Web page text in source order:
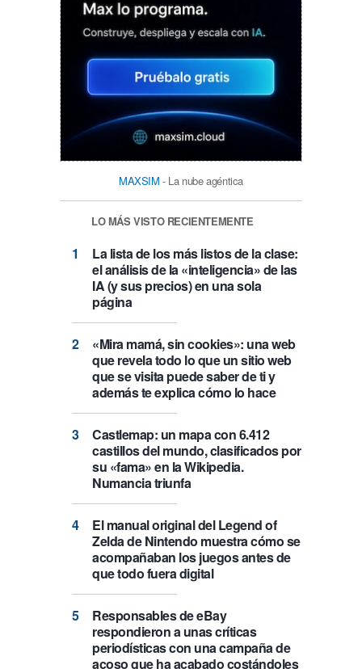
MAXSIM - La nube agéntica
LO MÁS VISTO RECIENTEMENTE
La lista de los más listos de la clase:
el análisis de la «inteligencia» de las
IA (y sus precios) en una sola
página
«Mira mamá, sin cookies»: una web
que revela todo lo que un sitio web
que se visita puede saber de ti y
además te explica cómo lo hace
Castlemap: un mapa con 6.412
castillos del mundo, clasificados por
su «fama» en la Wikipedia.
Numancia triunfa
El manual original del Legend of
Zelda de Nintendo muestra cómo se
acompañaban los juegos antes de
que todo fuera digital
Responsables de eBay
respondieron a unas críticas
periodísticas con una campaña de
acoso que ha acabado costándoles